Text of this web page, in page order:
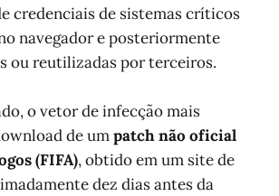
credenciais de sistemas críticos
navegador e posteriormente
ou reutilizadas por terceiros.
o vetor de infecção mais
de umpatch não oficial
(FIFA), obtido em um site de
dez dias antes da